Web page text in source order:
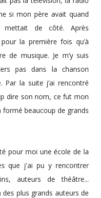
si mon père avait quand
mettait de côté. Après
pour la première fois qu’à
de musique. Je m’y suis
pas dans la chanson
Par la suite j’ai rencontré
dire son nom, ce fut mon
beaucoup de grands
pour moi une école de la
que j'ai pu y rencontrer
auteurs de théâtre...
plus grands auteurs de